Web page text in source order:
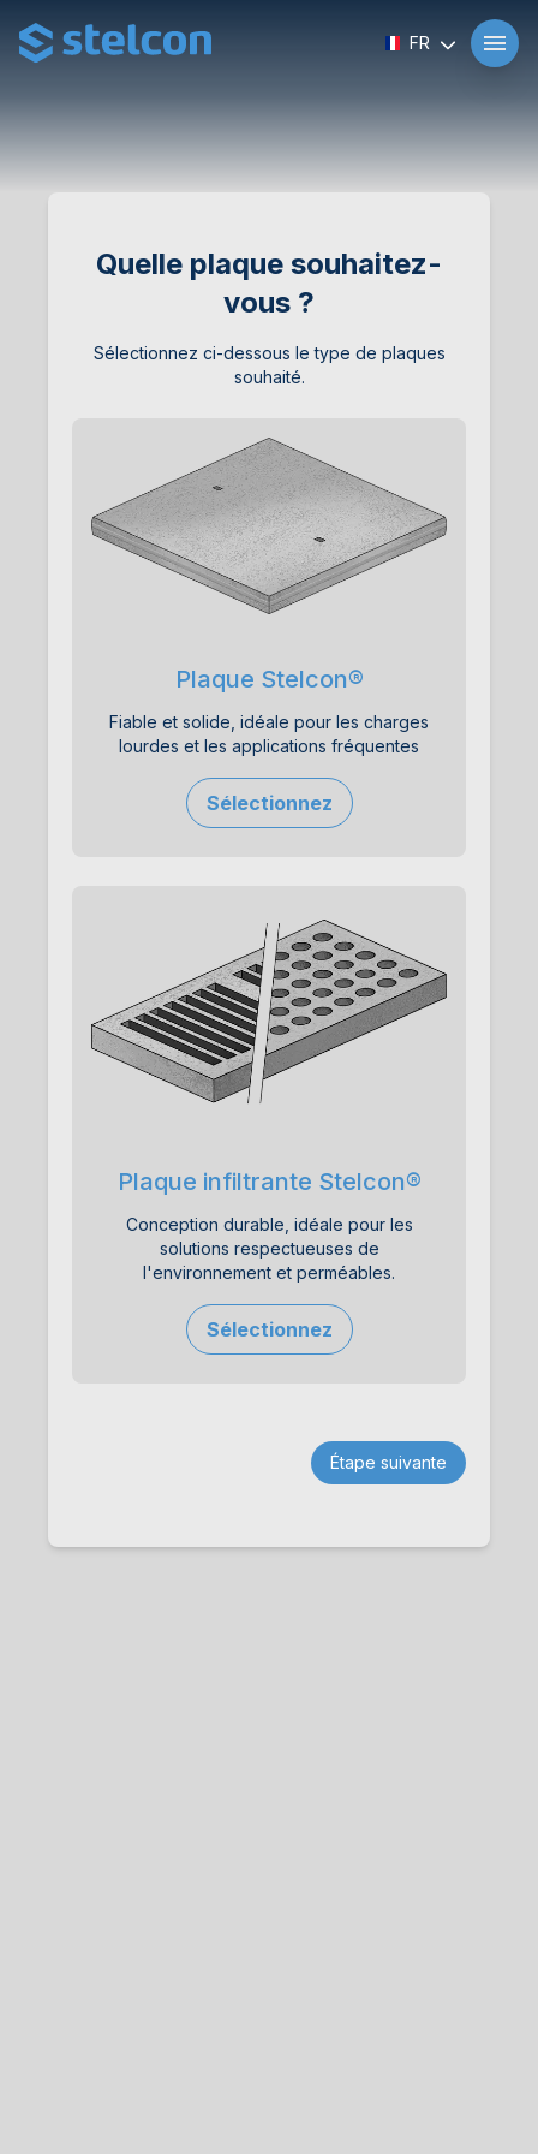
FR
Quelle plaque souhaitez-
vous ?
Sélectionnez ci-dessous le type de plaques
souhaité.
Plaque Stelcon®
Fiable et solide, idéale pour les charges
lourdes et les applications fréquentes
Sélectionnez
Plaque infiltrante Stelcon®
Conception durable, idéale pour les
solutions respectueuses de
l'environnement et perméables.
Sélectionnez
Étape suivante